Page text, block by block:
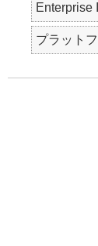
Enterprise
プラット